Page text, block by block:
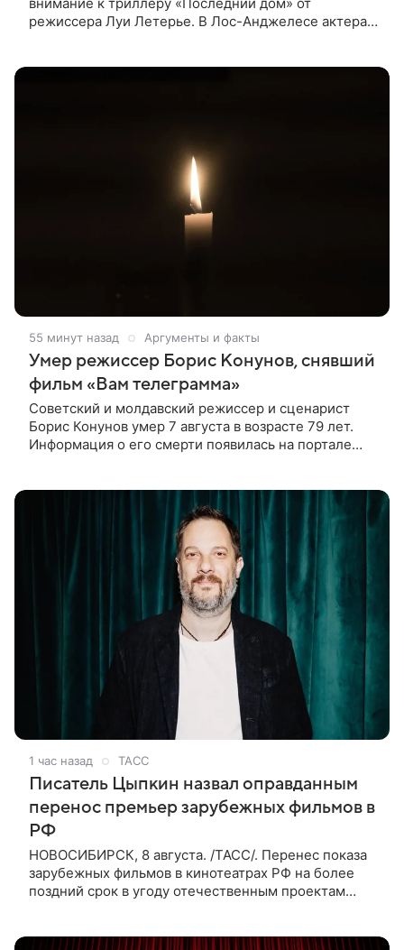
режиссера Луи Летерье. В Лос-Анджелесе актера
55 минут назад Аргументы и факты
Умер режиссер Борис Конунов, снявший
фильм «Вам телеграмма»
Советский и молдавский режиссер и сценарист
Борис Конунов умер 7 августа в возрасте 79 лет.
Информация о его смерти появилась на портале
1 час назад ТАСС
Писатель Цыпкин назвал оправданным
перенос премьер зарубежных фильмов в
РФ
НОВОСИБИРСК, 8 августа. /ТАСС/. Перенес показа
зарубежных фильмов в кинотеатрах РФ на более
поздний срок в угоду отечественным проектам